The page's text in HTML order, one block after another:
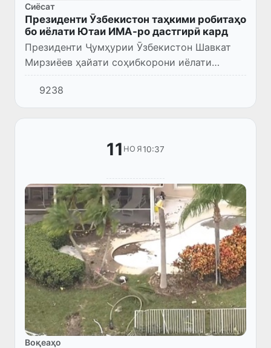
Сиёсат
Президенти Ӯзбекистон таҳкими робитаҳо
бо иёлати Ютаи ИМА-ро дастгирӣ кард
Президенти Ҷумҳурии Ӯзбекистон Шавкат
Мирзиёев ҳайати соҳибкорони иёлати
амрикоии Ютаро, ки иборат аз пирони
Калисои Исо Масеҳ — Дэвид Беднар ва
раиси Бунёди байналмилалии хайрияви...
9238
11 НОЯ10:37
Воқеаҳо